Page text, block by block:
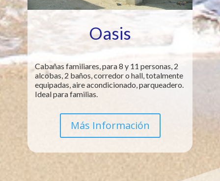
Oasis
Cabañas familiares, para 8 y 11 personas, 2
alcobas, 2 baños, corredor o hall, totalmente
equipadas, aire acondicionado, parqueadero.
Ideal para familias.
Más Información